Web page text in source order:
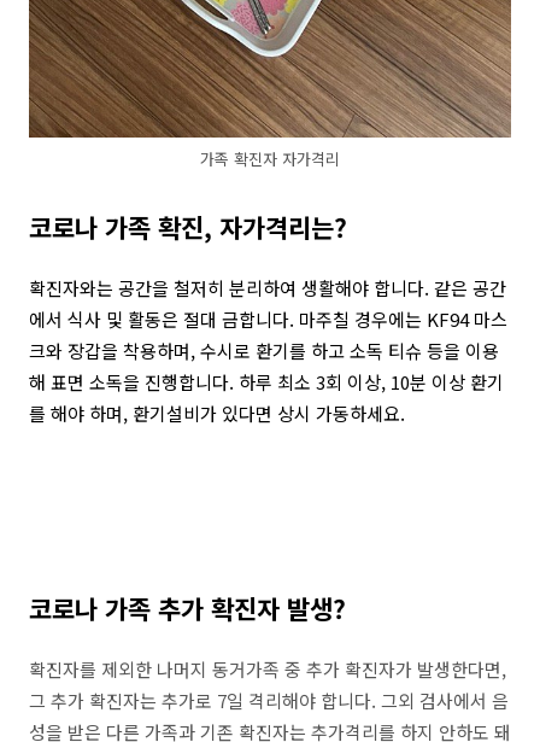
가족 확진자 자가격리
코로나 가족 확진, 자가격리는?
확진자와는 공간을 철저히 분리하여 생활해야 합니다. 같은 공간
에서 식사 및 활동은 절대 금합니다. 마주칠 경우에는 KF94 마스
크와 장갑을 착용하며, 수시로 환기를 하고 소독 티슈 등을 이용
해 표면 소독을 진행합니다. 하루 최소 3회 이상, 10분 이상 환기
를 해야 하며, 환기설비가 있다면 상시 가동하세요.
코로나 가족 추가 확진자 발생?
확진자를 제외한 나머지 동거가족 중 추가 확진자가 발생한다면,
그 추가 확진자는 추가로 7일 격리해야 합니다. 그외 검사에서 음
성을 받은 다른 가족과 기존 확진자는 추가격리를 하지 안하도 돼